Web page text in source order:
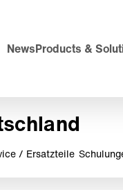
NewsProducts &
/ Ersatzteile